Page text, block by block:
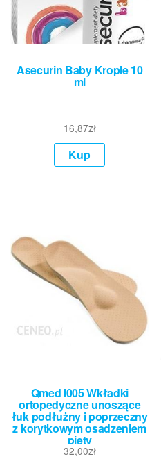
Asecurin Baby Krople 10
ml
16,87zł
Kup
Qmed I005 Wkładki
ortopedyczne unoszące
łuk podłużny i poprzeczny
z korytkowym osadzeniem
pięty
32,00zł